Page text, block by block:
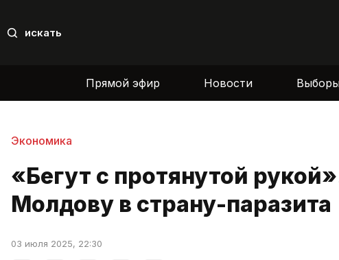
искать
Прямой эфир Новости
Экономика
«Бегут с протянутой
Молдову в страну-паразита
03 июля 2025, 22:30